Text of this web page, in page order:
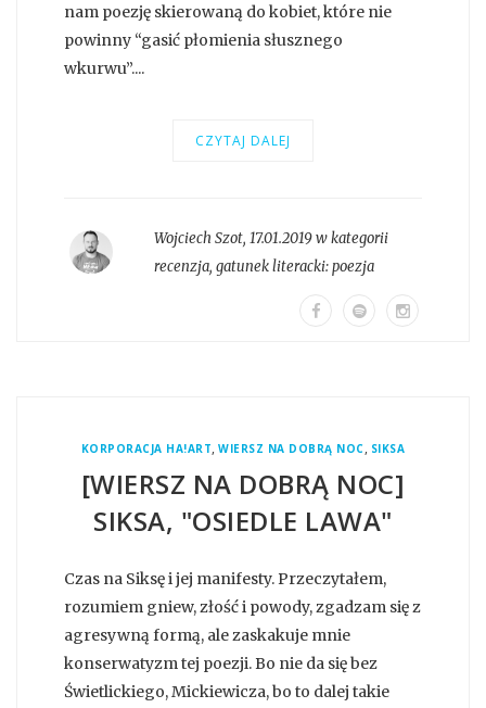
nam poezję skierowaną do kobiet, które nie
powinny “gasić płomienia słusznego
wkurwu”....
CZYTAJ DALEJ
Wojciech Szot, 17.01.2019 w kategorii
recenzja, gatunek literacki:poezja
KORPORACJA HA!ART,WIERSZ NA DOBRĄ NOC, SIKSA
[WIERSZ NA DOBRĄ NOC]
SIKSA, "OSIEDLE LAWA"
Czas na Siksę i jej manifesty. Przeczytałem,
rozumiem gniew, złość i powody, zgadzam się z
agresywną formą, ale zaskakuje mnie
konserwatyzm tej poezji. Bo nie da się bez
Świetlickiego, Mickiewicza, bo to dalej takie